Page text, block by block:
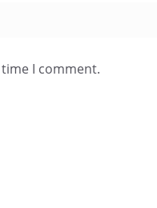
I comment.